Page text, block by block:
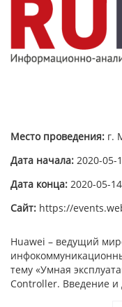
Место проведения: г.
Дата начала: 2020-05-
Дата конца: 2020-05-
Сайт: https://
Huawei – ведущий
тему «Умная
Controller. Введение и